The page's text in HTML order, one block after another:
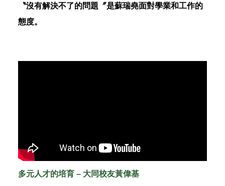
〝沒有解決不了的問題〞是蘇瑞堯面對學業和工作的
態度。
多元人才的培育 – 大同校友黃偉基